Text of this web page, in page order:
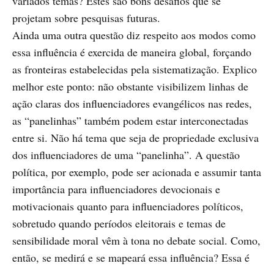
projetam sobre pesquisas futuras.
Ainda uma outra questão diz respeito aos modos como
essa influência é exercida de maneira global, forçando
as fronteiras estabelecidas pela sistematização. Explico
melhor este ponto: não obstante visibilizem linhas de
ação claras dos influenciadores evangélicos nas redes,
as “panelinhas” também podem estar interconectadas
entre si. Não há tema que seja de propriedade exclusiva
dos influenciadores de uma “panelinha”. A questão
política, por exemplo, pode ser acionada e assumir tanta
importância para influenciadores devocionais e
motivacionais quanto para influenciadores políticos,
sobretudo quando períodos eleitorais e temas de
sensibilidade moral vêm à tona no debate social. Como,
então, se medirá e se mapeará essa influência? Essa é